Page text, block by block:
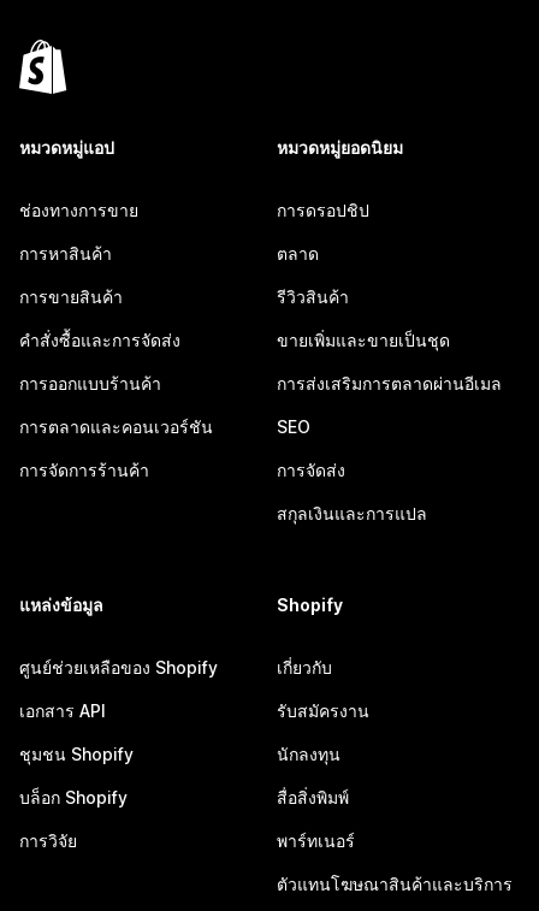
หมวดหมู่แอป
ช่องทางการขาย
การหาสินค้า
การขายสินค้า
คำสั่งซื้อและการจัดส่ง
การออกแบบร้านค้า
การตลาดและคอนเวอร์ชัน
การจัดการร้านค้า
หมวดหมู่ยอดนิยม
การดรอปชิป
ตลาด
รีวิวสินค้า
ขายเพิ่มและขายเป็นชุด
การส่งเสริมการตลาดผ่านอีเมล
SEO
การจัดส่ง
สกุลเงินและการแปล
แหล่งข้อมูล
ศูนย์ช่วยเหลือของ Shopify
เอกสาร API
ชุมชน Shopify
บล็อก Shopify
การวิจัย
Shopify
เกี่ยวกับ
รับสมัครงาน
นักลงทุน
สื่อสิ่งพิมพ์
พาร์ทเนอร์
ตัวแทนโฆษณาสินค้าและบริการ